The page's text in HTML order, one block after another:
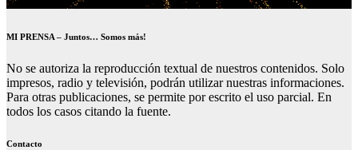
MI PRENSA – Juntos… Somos más!
No se autoriza la reproducción textual de nuestros contenidos. Solo
impresos, radio y televisión, podrán utilizar nuestras informaciones.
Para otras publicaciones, se permite por escrito el uso parcial. En
todos los casos citando la fuente.
Contacto